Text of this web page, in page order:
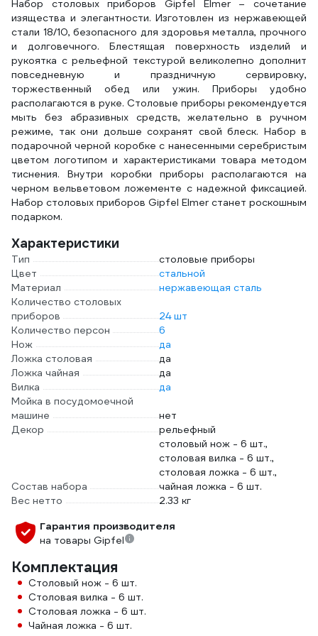
Набор столовых приборов Gipfel Elmer – сочетание
изящества и элегантности. Изготовлен из нержавеющей
стали 18/10, безопасного для здоровья металла, прочного
и долговечного. Блестящая поверхность изделий и
рукоятка с рельефной текстурой великолепно дополнит
повседневную и праздничную сервировку,
торжественный обед или ужин. Приборы удобно
располагаются в руке. Столовые приборы рекомендуется
мыть без абразивных средств, желательно в ручном
режиме, так они дольше сохранят свой блеск. Набор в
подарочной черной коробке с нанесенными серебристым
цветом логотипом и характеристиками товара методом
тиснения. Внутри коробки приборы располагаются на
черном вельветовом ложементе с надежной фиксацией.
Набор столовых приборов Gipfel Elmer станет роскошным
подарком.
Характеристики
Тип
столовые приборы
Цвет
стальной
Материал
нержавеющая сталь
Количество столовых
приборов
24 шт
Количество персон
6
Нож
да
Ложка столовая
да
Ложка чайная
да
Вилка
да
Мойка в посудомоечной
машине
нет
Декор
рельефный
Состав набора
столовый нож - 6 шт.,
столовая вилка - 6 шт.,
столовая ложка - 6 шт.,
чайная ложка - 6 шт.
Вес нетто
2.33 кг
Гарантия производителя
на товары Gipfel
Комплектация
Столовый нож - 6 шт.
Столовая вилка - 6 шт.
Столовая ложка - 6 шт.
Чайная ложка - 6 шт.